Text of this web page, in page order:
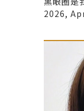
眼圈沒遮
2026,